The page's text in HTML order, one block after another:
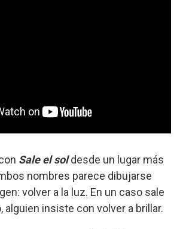
Sale el soldesde un lugar más
nombres parece dibujarse
volver a la luz. En un caso sale
alguien insiste con volver a brillar.